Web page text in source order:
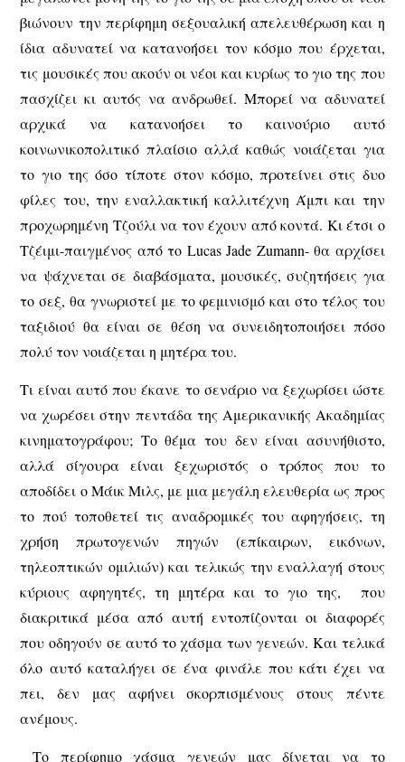
βιώνουν την περίφημη σεξουαλική απελευθέρωση και η
ίδια αδυνατεί να κατανοήσει τον κόσμο που έρχεται,
τις μουσικές που ακούν οι νέοι και κυρίως το γιο της που
πασχίζει κι αυτός να ανδρωθεί. Μπορεί να αδυνατεί
αρχικά να κατανοήσει το καινούριο αυτό
κοινωνικοπολιτικό πλαίσιο αλλά καθώς νοιάζεται για
το γιο της όσο τίποτε στον κόσμο, προτείνει στις δυο
φίλες του, την εναλλακτική καλλιτέχνη Άμπι και την
προχωρημένη Τζούλι να τον έχουν από κοντά. Κι έτσι ο
Τζέιμι-παιγμένος από το Lucas Jade Zumann- θα αρχίσει
να ψάχνεται σε διαβάσματα, μουσικές, συζητήσεις για
το σεξ, θα γνωριστεί με το φεμινισμό και στο τέλος του
ταξιδιού θα είναι σε θέση να συνειδητοποιήσει πόσο
πολύ τον νοιάζεται η μητέρα του.
Τι είναι αυτό που έκανε το σενάριο να ξεχωρίσει ώστε
να χωρέσει στην πεντάδα της Αμερικανικής Ακαδημίας
κινηματογράφου; Το θέμα του δεν είναι ασυνήθιστο,
αλλά σίγουρα είναι ξεχωριστός ο τρόπος που το
αποδίδει ο Μάικ Μιλς, με μια μεγάλη ελευθερία ως προς
το πού τοποθετεί τις αναδρομικές του αφηγήσεις, τη
χρήση πρωτογενών πηγών (επίκαιρων, εικόνων,
τηλεοπτικών ομιλιών) και τελικώς την εναλλαγή στους
κύριους αφηγητές, τη μητέρα και το γιο της, που
διακριτικά μέσα από αυτή εντοπίζονται οι διαφορές
που οδηγούν σε αυτό το χάσμα των γενεών. Και τελικά
όλο αυτό καταλήγει σε ένα φινάλε που κάτι έχει να
πει, δεν μας αφήνει σκορπισμένους στους πέντε
ανέμους.
Το περίφημο χάσμα γενεών μας δίνεται να το